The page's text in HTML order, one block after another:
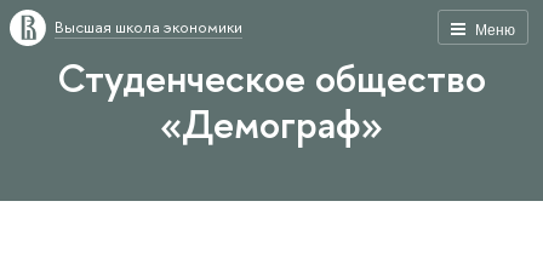
Меню
Высшая школа экономики
Студенческое общество
«Демограф»